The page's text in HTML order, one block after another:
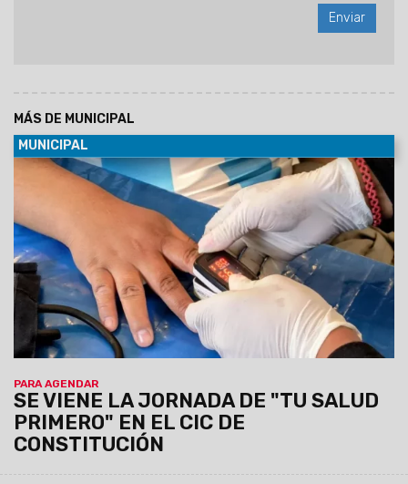
MÁS DE MUNICIPAL
MUNICIPAL
PARA AGENDAR
SE VIENE LA JORNADA DE "TU SALUD
PRIMERO" EN EL CIC DE
CONSTITUCIÓN
07/08/2026 Será el viernes 7 de agosto de 9 a 12 en el
predio municipal de zona este. Habrá servicios médicos,
odontológicos, nutricionistas, enfermería y otros. La atención
será por orden de llegada y estará destinada a vecinos de la
zona que requieran controles y asesoramiento en salud.